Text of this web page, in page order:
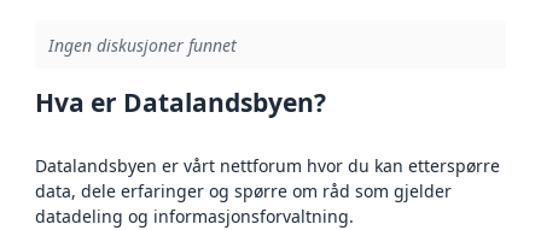
Ingen diskusjoner funnet
Hva er Datalandsbyen?
Datalandsbyen er vårt nettforum hvor du kan etterspørre
data, dele erfaringer og spørre om råd som gjelder
datadeling og informasjonsforvaltning.